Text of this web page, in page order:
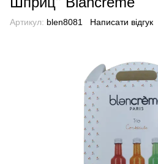
Артикул: blen8081 Написати відгук